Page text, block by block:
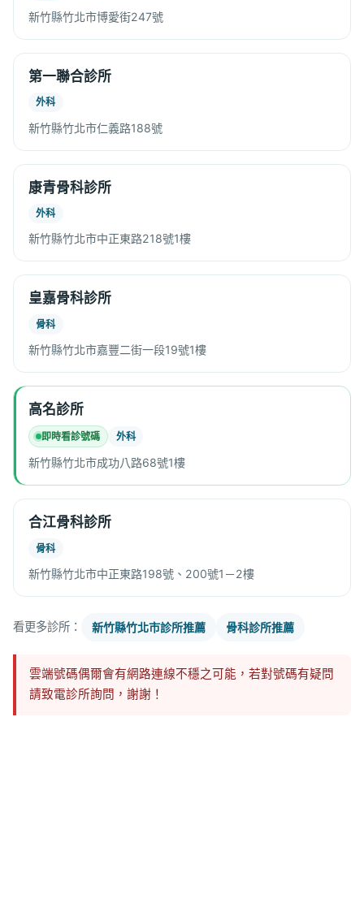
新竹縣竹北市博愛街247號
第一聯合診所
外科
新竹縣竹北市仁義路188號
康青骨科診所
外科
新竹縣竹北市中正東路218號1樓
皇嘉骨科診所
骨科
新竹縣竹北市嘉豐二街一段19號1樓
高名診所
即時看診號碼 外科
新竹縣竹北市成功八路68號1樓
合江骨科診所
骨科
新竹縣竹北市中正東路198號、200號1－2樓
看更多診所： 新竹縣竹北市診所推薦 骨科診所推薦
雲端號碼偶爾會有網路連線不穩之可能，若對號碼有疑問
請致電診所詢問，謝謝！